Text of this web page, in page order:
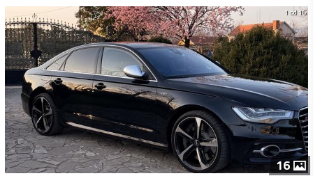
1 od 16
16